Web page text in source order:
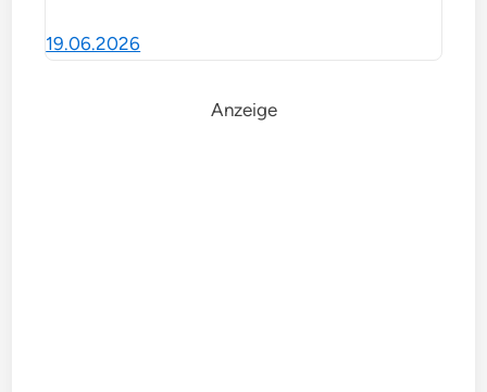
19.06.2026
Anzeige